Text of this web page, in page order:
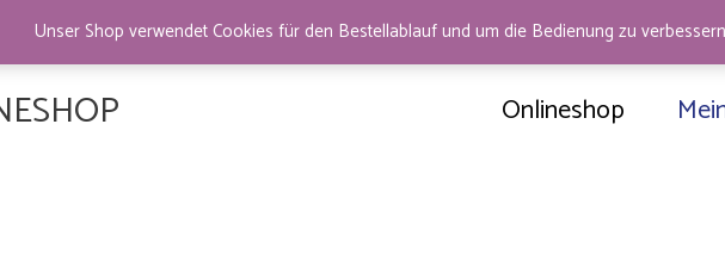
Unser Shop verwendet Cookies für den Bestellablauf und um die Bedienung zu
Onlineshop